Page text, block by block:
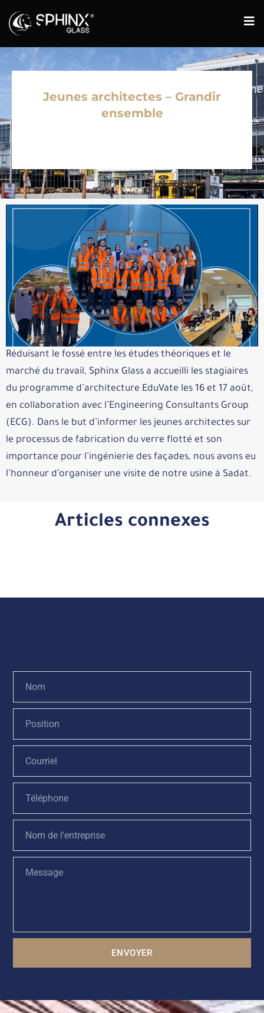
Jeunes architectes – Grandir
ensemble
Réduisant le fossé entre les études théoriques et le
marché du travail, Sphinx Glass a accueilli les stagiaires
du programme d’architecture EduVate les 16 et 17 août,
en collaboration avec l’Engineering Consultants Group
(ECG). Dans le but d’informer les jeunes architectes sur
le processus de fabrication du verre flotté et son
importance pour l’ingénierie des façades, nous avons eu
l’honneur d’organiser une visite de notre usine à Sadat.
Articles connexes
ENVOYER